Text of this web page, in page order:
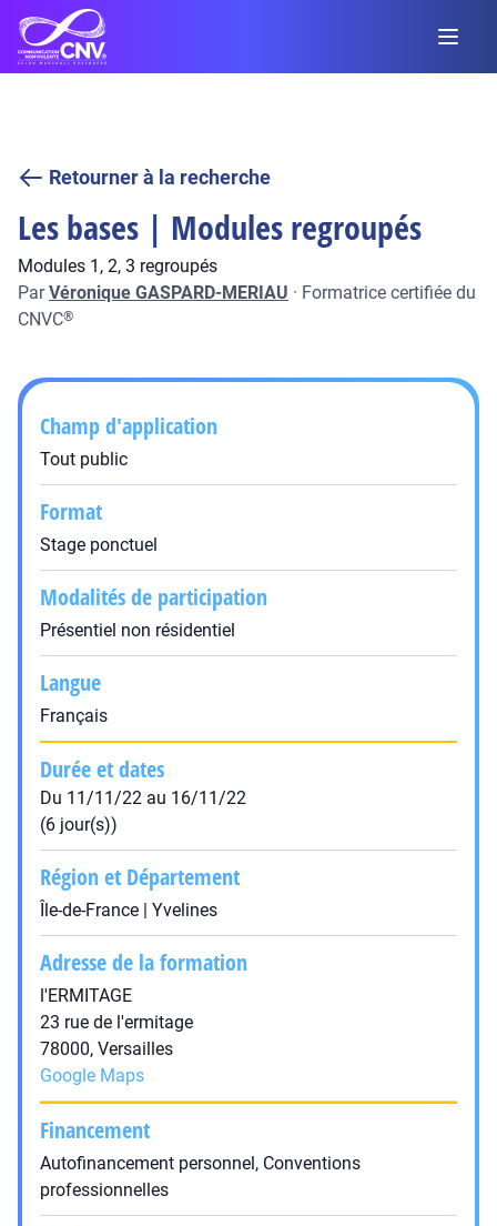
Retourner à la recherche
Les bases | Modules regroupés
Modules 1, 2, 3 regroupés
ParVéronique GASPARD-MERIAU · Formatrice certifiée du
CNVC®
Champ d'application
Tout public
Format
Stage ponctuel
Modalités de participation
Présentiel non résidentiel
Langue
Français
Durée et dates
Du 11/11/22 au 16/11/22
(6 jour(s))
Région et Département
Île-de-France | Yvelines
Adresse de la formation
l'ERMITAGE
23 rue de l'ermitage
78000, Versailles
Google Maps
Financement
Autofinancement personnel, Conventions
professionnelles